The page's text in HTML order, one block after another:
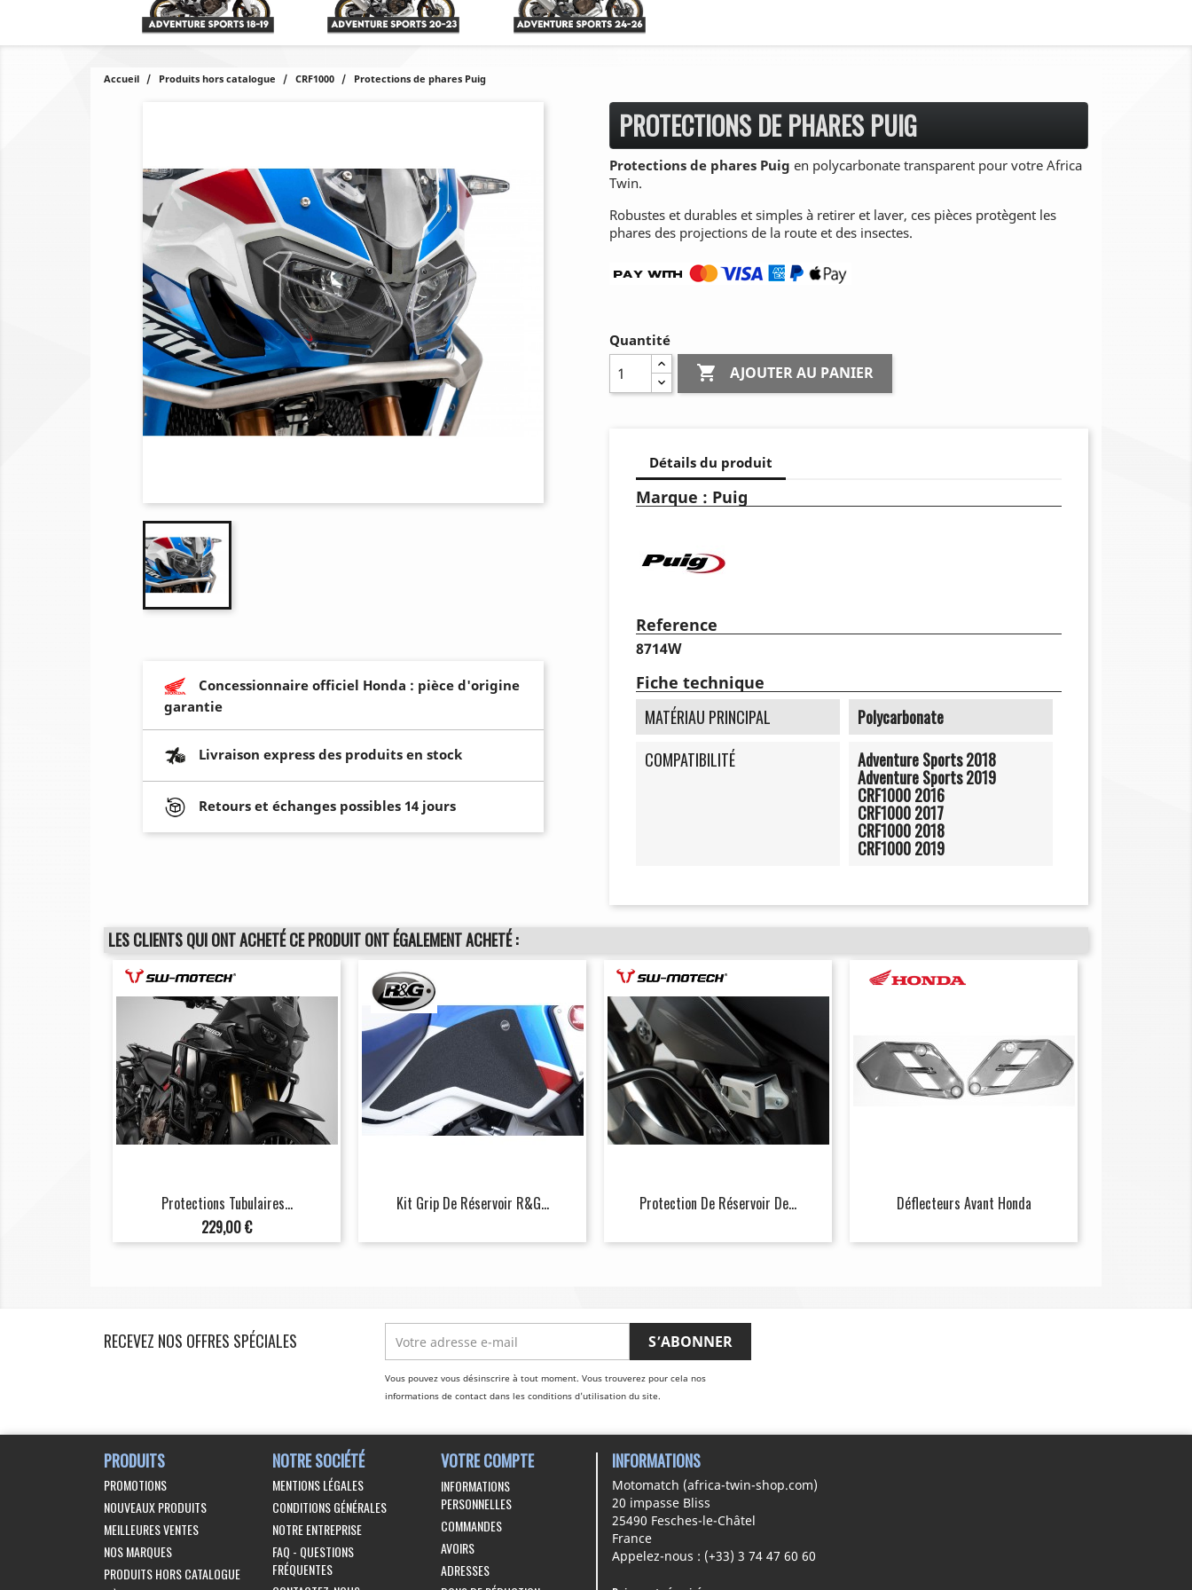
Accueil Produits hors catalogue CRF1000 Protections de phares Puig
Concessionnaire officiel Honda : pièce d'origine
garantie
Livraison express des produits en stock
Retours et échanges possibles 14 jours
PROTECTIONS DE PHARES PUIG
Protections de phares Puig en polycarbonate transparent pour votre Africa
Twin.
Robustes et durables et simples à retirer et laver, ces pièces protègent les
phares des projections de la route et des insectes.
Quantité
 AJOUTER AU PANIER
Détails du produit
Marque : Puig
Reference
8714W
Fiche technique
MATÉRIAU PRINCIPAL
Polycarbonate
COMPATIBILITÉ
Adventure Sports 2018
Adventure Sports 2019
CRF1000 2016
CRF1000 2017
CRF1000 2018
CRF1000 2019
LES CLIENTS QUI ONT ACHETÉ CE PRODUIT ONT ÉGALEMENT ACHETÉ :
Protections Tubulaires...
Prix
229,00 €
Kit Grip De Réservoir R&G... Protection De Réservoir De... Déflecteurs Avant Honda
RECEVEZ NOS OFFRES SPÉCIALES
Vous pouvez vous désinscrire à tout moment. Vous trouverez pour cela nos
informations de contact dans les conditions d'utilisation du site.
PRODUITS
PROMOTIONS
NOUVEAUX PRODUITS
MEILLEURES VENTES
NOS MARQUES
PRODUITS HORS CATALOGUE
NOTRE SOCIÉTÉ
MENTIONS LÉGALES
CONDITIONS GÉNÉRALES
NOTRE ENTREPRISE
FAQ - QUESTIONS
FRÉQUENTES
VOTRE COMPTE
INFORMATIONS
PERSONNELLES
COMMANDES
AVOIRS
ADRESSES
INFORMATIONS
Motomatch (africa-twin-shop.com)
20 impasse Bliss
25490 Fesches-le-Châtel
France
Appelez-nous : (+33) 3 74 47 60 60